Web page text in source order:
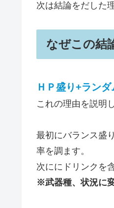
次は結論をだした
なぜこの結
ＨＰ盛り+ラン
これの理由を説明
最初にバランス盛
率を調ます。
次ににドリンクを
※武器種、状況に